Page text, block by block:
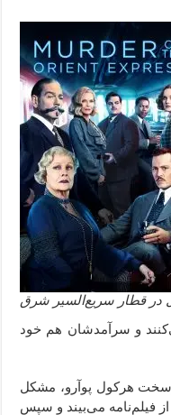
در قطار سریع‌السیر شرق
و سرآمدشان هم خود
هرکول پوآرو، مشکل
فیلم‌نامه می‌بیند و سپس